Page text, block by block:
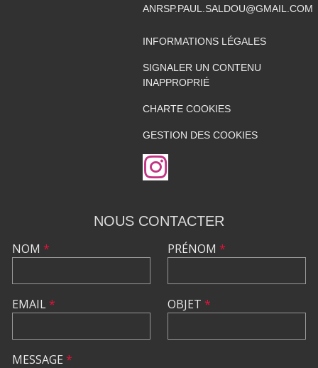
ANRSP.PAUL.SALDOU@GMAIL.COM
INFORMATIONS LÉGALES
SIGNALER UN CONTENU
INAPPROPRIÉ
CHARTE COOKIES
GESTION DES COOKIES
NOUS CONTACTER
NOM *
EMAIL*
PRÉNOM *
OBJET *
MESSAGE *